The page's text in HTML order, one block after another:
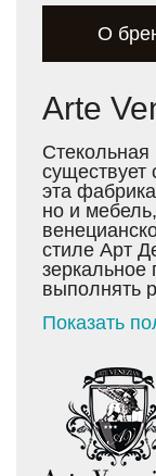
О
Arte
существует
эта
но и
стиле Арт
зеркальное
выполнять
коллекции.
любой
Показать